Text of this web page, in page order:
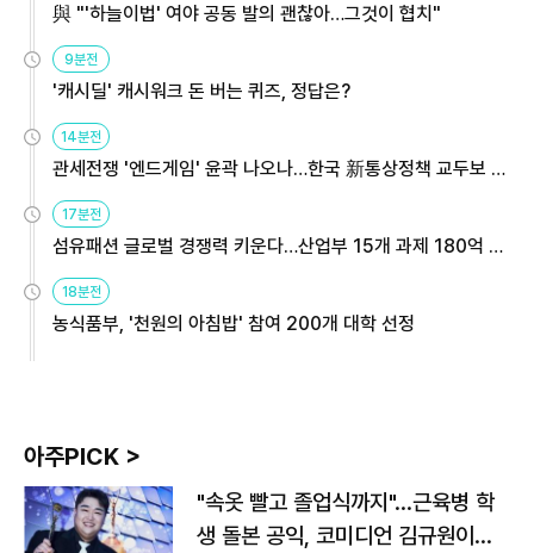
與 "'하늘이법' 여야 공동 발의 괜찮아…그것이 협치"
9분전
'캐시딜' 캐시워크 돈 버는 퀴즈, 정답은?
14분전
관세전쟁 '엔드게임' 윤곽 나오나…한국 新통상정책 교두보 활
17분전
섬유패션 글로벌 경쟁력 키운다…산업부 15개 과제 180억 지
18분전
농식품부, '천원의 아침밥' 참여 200개 대학 선정
아주PICK >
"속옷 빨고 졸업식까지"…근육병 학
생 돌본 공익, 코미디언 김규원이었